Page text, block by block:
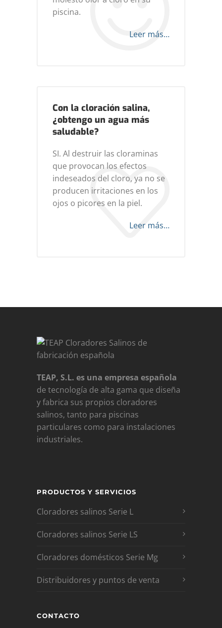
piscina.
Leer más…
Con la cloración salina,
¿obtengo un agua más
saludable?
SI. Al destruir las cloraminas
que provocan los efectos
indeseados del cloro, ya no se
producen irritaciones en los
ojos o picores en la piel.
Leer más…
TEAP, S.L. es una empresa española
de tecnología de alta gama que diseña
y fabrica sus propios cloradores
salinos, tanto para piscinas
particulares como para instalaciones
industriales.
PRODUCTOS Y SERVICIOS
Cloradores salinos Serie L
Cloradores salinos Serie LS
Cloradores domésticos Serie Mg
Distribuidores y puntos de venta
CONTACTO